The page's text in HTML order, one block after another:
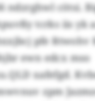
ndzrghwl cötsi.
tcrks iis yk
pfe Rtwohv
ewn edcx mso
xafefgd.
zpm